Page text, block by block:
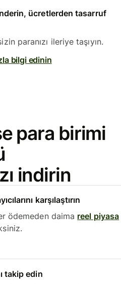
ücretlerden tasarruf
paranızı ileriye taşıyın.
bilgi edinin
para birimi
indirin
karşılaştırın
ödemeden daima reel piyasa
takip edin